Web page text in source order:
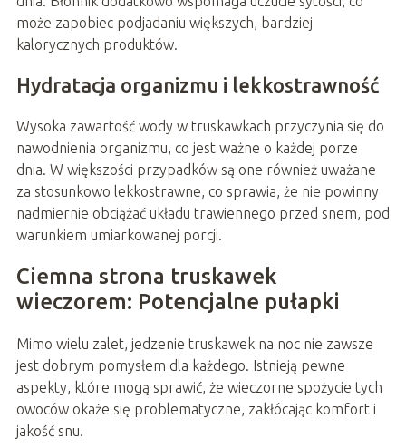
może zapobiec podjadaniu większych, bardziej
kalorycznych produktów.
Hydratacja organizmu i lekkostrawność
Wysoka zawartość wody w truskawkach przyczynia się do
nawodnienia organizmu, co jest ważne o każdej porze
dnia. W większości przypadków są one również uważane
za stosunkowo lekkostrawne, co sprawia, że nie powinny
nadmiernie obciążać układu trawiennego przed snem, pod
warunkiem umiarkowanej porcji.
Ciemna strona truskawek
wieczorem: Potencjalne pułapki
Mimo wielu zalet, jedzenie truskawek na noc nie zawsze
jest dobrym pomysłem dla każdego. Istnieją pewne
aspekty, które mogą sprawić, że wieczorne spożycie tych
owoców okaże się problematyczne, zakłócając komfort i
jakość snu.